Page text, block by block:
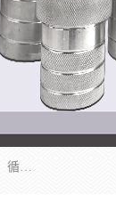
郑州杜甫仪器厂主营：低温冷却液循环泵、加热模块、水热合成反应釜、水油浴锅、旋转蒸发器、循环水真空泵等产品。郑州杜甫仪器厂在众多的教学仪器行业中依靠科技力量扬长避短、迅速发展，成为国家教委*生产教学仪器的厂家，产品具有国内良好水平，主导产品通过ISO9002质量认证。